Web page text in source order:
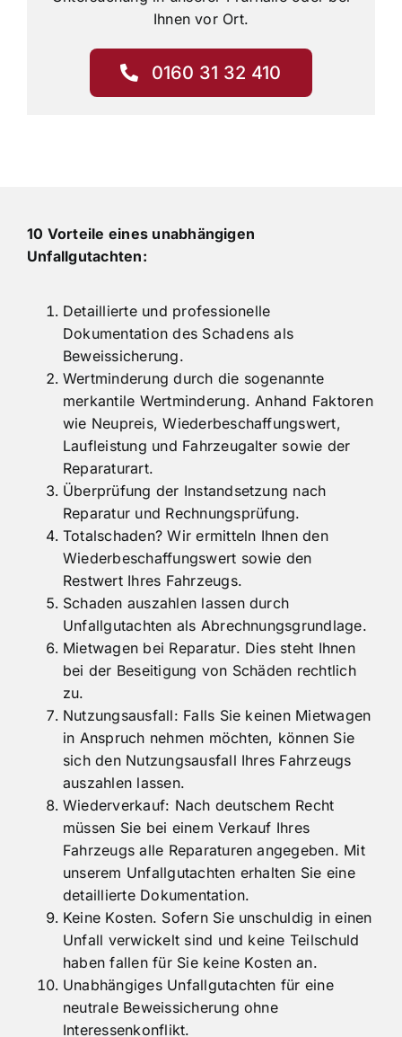
Ihnen vor Ort.
0160 31 32 410
10 Vorteile eines unabhängigen
Unfallgutachten:
Detaillierte und professionelle
Dokumentation des Schadens als
Beweissicherung.
Wertminderung durch die sogenannte
merkantile Wertminderung. Anhand Faktoren
wie Neupreis, Wiederbeschaffungswert,
Laufleistung und Fahrzeugalter sowie der
Reparaturart.
Überprüfung der Instandsetzung nach
Reparatur und Rechnungsprüfung.
Totalschaden? Wir ermitteln Ihnen den
Wiederbeschaffungswert sowie den
Restwert Ihres Fahrzeugs.
Schaden auszahlen lassen durch
Unfallgutachten als Abrechnungsgrundlage.
Mietwagen bei Reparatur. Dies steht Ihnen
bei der Beseitigung von Schäden rechtlich
zu.
Nutzungsausfall: Falls Sie keinen Mietwagen
in Anspruch nehmen möchten, können Sie
sich den Nutzungsausfall Ihres Fahrzeugs
auszahlen lassen.
Wiederverkauf: Nach deutschem Recht
müssen Sie bei einem Verkauf Ihres
Fahrzeugs alle Reparaturen angegeben. Mit
unserem Unfallgutachten erhalten Sie eine
detaillierte Dokumentation.
Keine Kosten. Sofern Sie unschuldig in einen
Unfall verwickelt sind und keine Teilschuld
haben fallen für Sie keine Kosten an.
Unabhängiges Unfallgutachten für eine
neutrale Beweissicherung ohne
Interessenkonflikt.